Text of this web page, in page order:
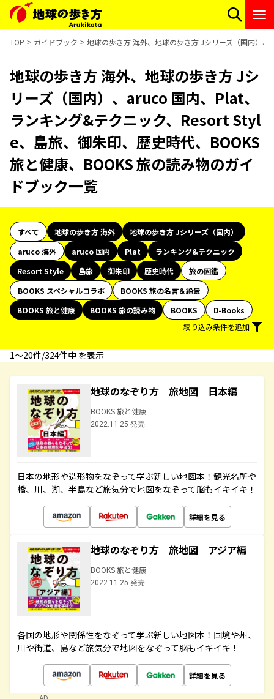
TOP ガイドブック 地球の歩き方 海外、地球の歩き方 Jシリーズ（国内）
地球の歩き方 海外、地球の歩き方 Jシ
リーズ（国内）、aruco 国内、Plat、
ランキング&テクニック、Resort Styl
e、島旅、御朱印、歴史時代、BOOKS
旅と健康、BOOKS 旅の読み物のガイ
ドブック一覧
すべて 地球の歩き方 海外
地球の歩き方 Jシリーズ（国内）
aruco 海外
aruco 国内 Plat
ランキング&テクニック
Resort Style
島旅 御朱印 歴史時代
旅の図鑑
BOOKS スペシャルコラボ
BOOKS 旅の名言＆絶景
BOOKS 旅と健康
BOOKS 旅の読み物 BOOKS
D-Books
絞り込み条件を追加
1〜20件/324件中 を表示
地球のなぞり方 旅地図 日本編
BOOKS 旅と健康
2022.11.25 発売
日本の地形や造形物をなぞって学ぶ新しい地図本！観光名所や
橋、川、湖、半島など旅気分で地図をなぞって脳もイキイキ！
詳細を見る
地球のなぞり方 旅地図 アジア編
BOOKS 旅と健康
2022.11.25 発売
各国の地形や関係性をなぞって学ぶ新しい地図本！国境や州、
川や街道、島など旅気分で地図をなぞって脳もイキイキ！
詳細を見る